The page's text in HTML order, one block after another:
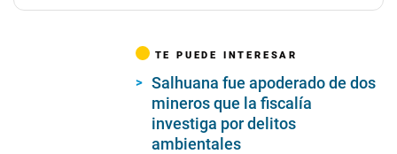
TE PUEDE INTERESAR
Salhuana fue apoderado de dos
mineros que la fiscalía
investiga por delitos
ambientales